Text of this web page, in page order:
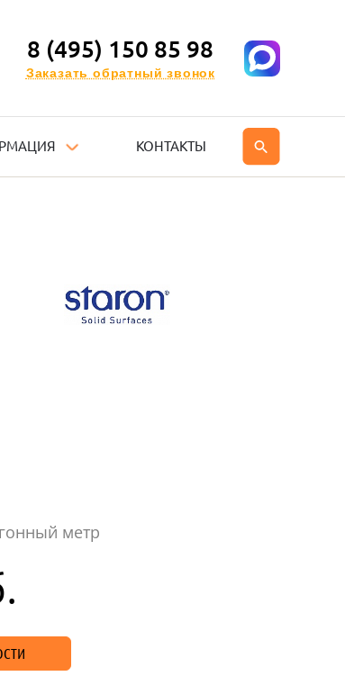
8 (495) 150 85 98
Заказать обратный звонок
КОНТАКТЫ
метр